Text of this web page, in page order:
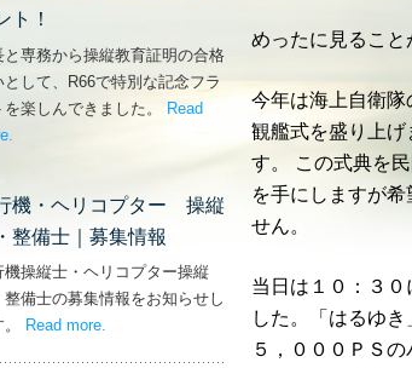
めったに見るこ
今年は海上自衛
観艦式を盛り上
す。 この式典を
を手にしますが
せん。
当日は１０：３
した。「はるゆ
５，０００ＰＳ
ト！
と専務から操縦教育証明の合格
として、R66で特別な記念フラ
を楽しんできました。
Read
– ‘社長と専務からの嬉しいプレゼント！’
機・ヘリコプター 操縦
整備士｜募集情報
機操縦士・ヘリコプター操縦
整備士の募集情報をお知らせし
。
Read more– ‘飛行機・ヘリコプター 操縦士・整備士
.